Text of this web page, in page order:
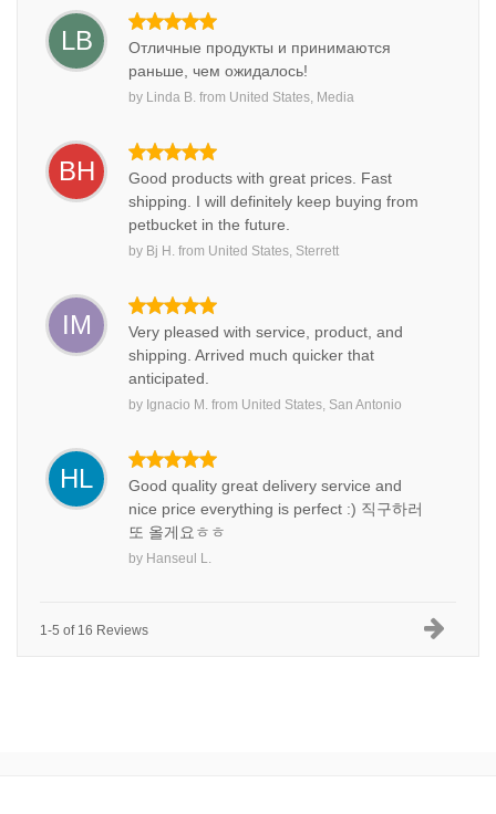
LB
Отличные продукты и принимаются
раньше, чем ожидалось!
by Linda B. from United States, Media
BH
Good products with great prices. Fast
shipping. I will definitely keep buying from
petbucket in the future.
by Bj H. from United States, Sterrett
IM
Very pleased with service, product, and
shipping. Arrived much quicker that
anticipated.
by Ignacio M. from United States, San Antonio
HL
Good quality great delivery service and
nice price everything is perfect :) 직구하러
또 올게요ㅎㅎ
by Hanseul L.
1-5 of 16 Reviews